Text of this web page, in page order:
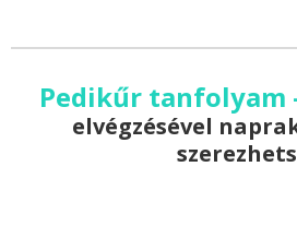
Pedikűr tanfolyam
elvégzésével